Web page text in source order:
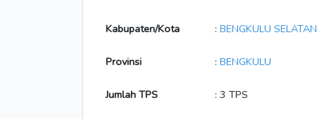
Kabupaten/Kota : BENGKULU SELATAN
Provinsi : BENGKULU
Jumlah TPS : 3 TPS